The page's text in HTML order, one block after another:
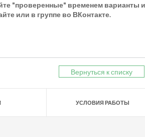
"проверенные" временем варианты
или в группе во ВКонтакте.
Вернуться к списку
УСЛОВИЯ РАБОТЫ